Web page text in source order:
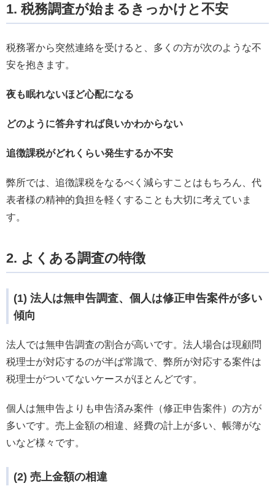
1. 税務調査が始まるきっかけと不安
税務署から突然連絡を受けると、多くの方が次のような不
安を抱きます。
夜も眠れないほど心配になる
どのように答弁すれば良いかわからない
追徴課税がどれくらい発生するか不安
弊所では、追徴課税をなるべく減らすことはもちろん、代
表者様の精神的負担を軽くすることも大切に考えていま
す。
2. よくある調査の特徴
(1) 法人は無申告調査、個人は修正申告案件が多い
傾向
法人では無申告調査の割合が高いです。法人場合は現顧問
税理士が対応するのが半ば常識で、弊所が対応する案件は
税理士がついてないケースがほとんどです。
個人は無申告よりも申告済み案件（修正申告案件）の方が
多いです。売上金額の相違、経費の計上が多い、帳簿がな
いなど様々です。
(2) 売上金額の相違